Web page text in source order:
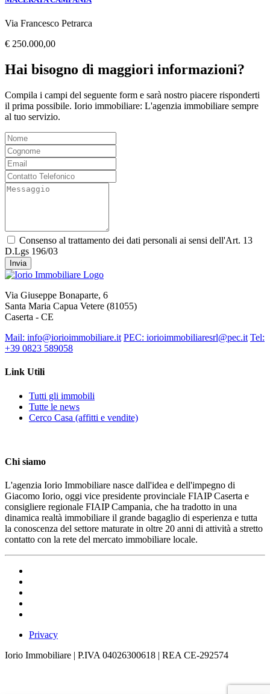
Via Francesco Petrarca
€ 250.000,00
Hai bisogno di maggiori informazioni?
Compila i campi del seguente form e sarà nostro piacere risponderti
il prima possibile. Iorio immobiliare: L'agenzia immobiliare sempre
al tuo servizio.
Consenso al trattamento dei dati personali ai sensi dell'Art. 13
D.Lgs 196/03
Invia
Via Giuseppe Bonaparte, 6
Santa Maria Capua Vetere (81055)
Caserta - CE
Mail: info@iorioimmobiliare.it PEC: iorioimmobiliaresrl@pec.it Tel:
+39 0823 589058
Link Utili
Tutti gli immobili
Tutte le news
Cerco Casa (affitti e vendite)
Chi siamo
L'agenzia Iorio Immobiliare nasce dall'idea e dell'impegno di
Giacomo Iorio, oggi vice presidente provinciale FIAIP Caserta e
consigliere regionale FIAIP Campania, che ha tradotto in una
dinamica realtà immobiliare il grande bagaglio di esperienza e tutta
la conoscenza del settore maturate in oltre 20 anni di attività a stretto
contatto con la rete del mercato immobiliare locale.
Privacy
Iorio Immobiliare | P.IVA 04026300618 | REA CE-292574